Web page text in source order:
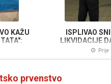
KAŽU
ISPLIVAO
LIKVIDACIJE
Napadač ga
Prije
prvenstvo